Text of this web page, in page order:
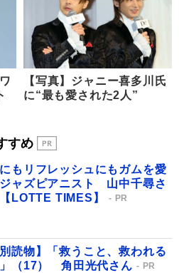
【写真】ジャニー喜多川氏
に“最も愛された2人”
すめ
もリフレッシュにもガムを愛
ャズピアニスト 山中千尋さ
LOTTE TIMES】
PR
別読物】「救うこと、救われる
（17） 角田光代さん
PR